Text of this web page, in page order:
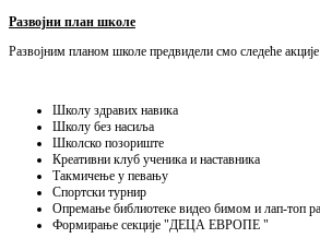
Развојни план школе
Развојним планом школе предвидели смо следеће акције
Школу здравих навика
Школу без насиља
Школско позориште
Креативни клуб ученика и наставника
Такмичење у певању
Спортски турнир
Опремање библиотеке видео бимом и лап-топ
Формирање секције "ДЕЦА ЕВРОПЕ "